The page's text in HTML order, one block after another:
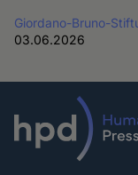
Giordano-Bruno-
03.06.2026